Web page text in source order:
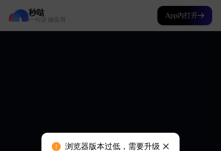
秒哒
一句话 做应用
App内打开
浏览器版本过低，需要升级